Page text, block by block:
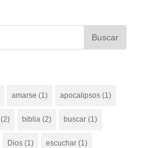
amarse (1) apocalipsos(1)
(2) biblia(2) buscar(1)
Dios(1) escuchar(1)